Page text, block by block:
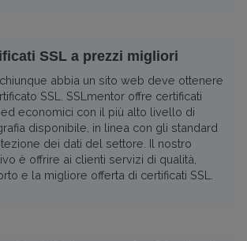
SSL a prezzi migliori
abbia un sito web deve ottenere
SSL. SSLmentor offre certificati
economici con il più alto livello di
disponibile, in linea con gli standard
dei dati del settore. Il nostro
è offrire ai clienti servizi di qualità,
e la migliore offerta di certificati SSL.